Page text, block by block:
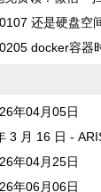
还是硬盘空间
docker容器
年04月05日
月 16 日 - ARIS
年04月25日
年06月06日